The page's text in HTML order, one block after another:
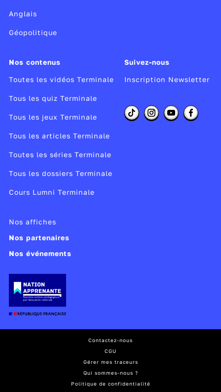
Anglais
Géopolitique
Nos contenus
Toutes les vidéos Terminale
Tous les quiz Terminale
Tous les jeux Terminale
Tous les articles Terminale
Toutes les séries Terminale
Tous les dossiers Terminale
Cours Lumni Terminale
Suivez-nous
Inscription Newsletter
Nos affiches
Nos partenaires
Nos événements
Contactez-nous
CGU
Gérer mes traceurs
Qui sommes-nous ?
Politique de confidentialité